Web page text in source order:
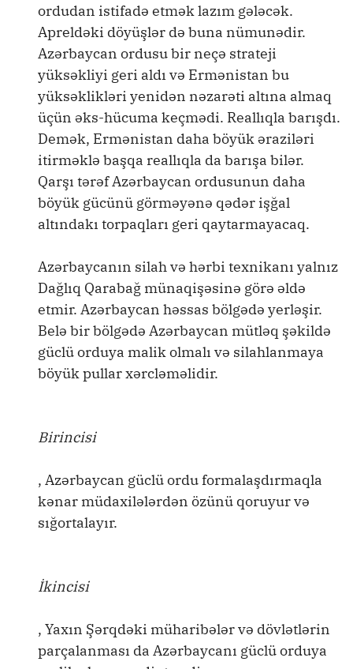
ordudan istifadə etmək lazım gələcək.
Apreldəki döyüşlər də buna nümunədir.
Azərbaycan ordusu bir neçə strateji
yüksəkliyi geri aldı və Ermənistan bu
yüksəklikləri yenidən nəzarəti altına almaq
üçün əks-hücuma keçmədi. Reallıqla barışdı.
Demək, Ermənistan daha böyük əraziləri
itirməklə başqa reallıqla da barışa bilər.
Qarşı tərəf Azərbaycan ordusunun daha
böyük gücünü görməyənə qədər işğal
altındakı torpaqları geri qaytarmayacaq.
Azərbaycanın silah və hərbi texnikanı yalnız
Dağlıq Qarabağ münaqişəsinə görə əldə
etmir. Azərbaycan həssas bölgədə yerləşir.
Belə bir bölgədə Azərbaycan mütləq şəkildə
güclü orduya malik olmalı və silahlanmaya
böyük pullar xərcləməlidir.
Birincisi
, Azərbaycan güclü ordu formalaşdırmaqla
kənar müdaxilələrdən özünü qoruyur və
sığortalayır.
İkincisi
, Yaxın Şərqdəki müharibələr və dövlətlərin
parçalanması da Azərbaycanı güclü orduya